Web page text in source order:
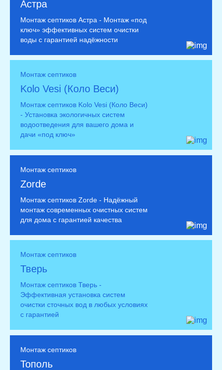
Астра
Монтаж септиков Астра - Монтаж «под
ключ» эффективных систем очистки
воды с гарантией надёжности
Монтаж септиков
Kolo Vesi (Коло Веси)
Монтаж септиков Kolo Vesi (Коло Веси)
- Установка экологичных систем
водоотведения для вашего дома и
дачи «под ключ»
Монтаж септиков
Zorde
Монтаж септиков Zorde - Надёжный
монтаж современных очистных систем
для дома с гарантией качества
Монтаж септиков
Тверь
Монтаж септиков Тверь -
Эффективная установка систем
очистки сточных вод в любых условиях
с гарантией
Монтаж септиков
Тополь